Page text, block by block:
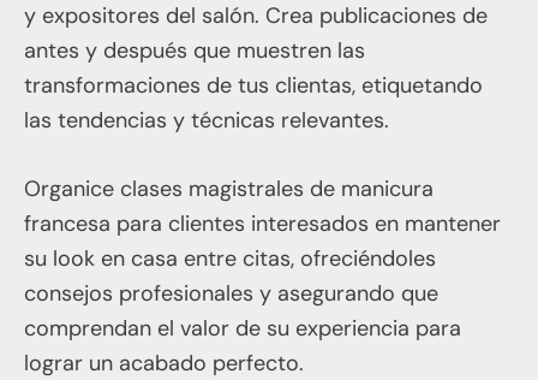
y expositores del salón. Crea publicaciones de
antes y después que muestren las
transformaciones de tus clientas, etiquetando
las tendencias y técnicas relevantes.
Organice clases magistrales de manicura
francesa para clientes interesados en mantener
su look en casa entre citas, ofreciéndoles
consejos profesionales y asegurando que
comprendan el valor de su experiencia para
lograr un acabado perfecto.